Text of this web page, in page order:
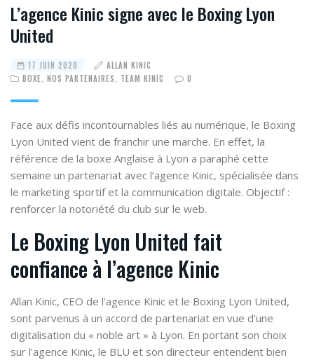
L’agence Kinic signe avec le Boxing Lyon
United
17 JUIN 2020
ALLAN KINIC
BOXE, NOS PARTENAIRES, TEAM KINIC 0
Face aux défis incontournables liés au numérique, le Boxing
Lyon United vient de franchir une marche. En effet, la
référence de la boxe Anglaise à Lyon a paraphé cette
semaine un partenariat avec l’agence Kinic, spécialisée dans
le marketing sportif et la communication digitale. Objectif :
renforcer la notoriété du club sur le web.
Le Boxing Lyon United fait
confiance à l’agence Kinic
Allan Kinic, CEO de l’agence Kinic et le Boxing Lyon United,
sont parvenus à un accord de partenariat en vue d’une
digitalisation du « noble art » à Lyon. En portant son choix
sur l’agence Kinic, le BLU et son directeur entendent bien